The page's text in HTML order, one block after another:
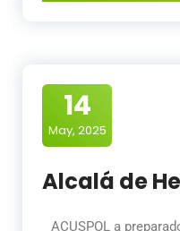
14
May, 2025
Alcalá de
ACUSPOL a